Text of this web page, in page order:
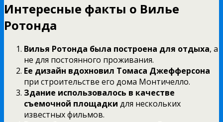
Интересные факты о Вилье
Ротонда
Вилья Ротонда была построена для отдыха, а
не для постоянного проживания.
Ее дизайн вдохновил Томаса Джефферсона
при строительстве его дома Монтичелло.
Здание использовалось в качестве
съемочной площадки для нескольких
известных фильмов.